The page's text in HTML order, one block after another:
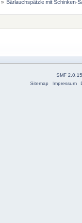
» Bärlauchspätzle mit Schinken-
SMF
Sitemap
Impressum